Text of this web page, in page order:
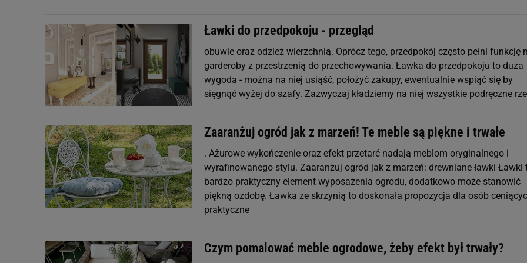
Ławki do przedpokoju - przegląd
obuwie oraz odzież wierzchnią. Oprócz tego, przedpokój często pełni funkcję
garderoby z przestrzenią do przechowywania. Ławka do przedpokoju to duża
wygoda - można na niej usiąść, położyć zakupy, ewentualnie wspiąć się by
sięgnąć wyżej do szafy. Zazwyczaj kładziemy na niej wszystkie podręczne
Zaaranżuj ogród jak z marzeń! Te meble są piękne i trwałe
. Ażurowe wykończenie oraz efekt przetarć nadają meblom oryginalnego i
wyrafinowanego stylu. Zaaranżuj ogród jak z marzeń: drewniane ławki Ławki
bardzo praktyczny element wyposażenia ogrodu, dodatkowo może stanowić
piękną ozdobę. Ławka ze skrzynią to doskonała propozycja dla osób
praktyczne
Czym pomalować meble ogrodowe, żeby efekt był trwały?